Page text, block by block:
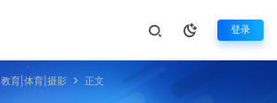
登录
教育|体育|摄影 正文